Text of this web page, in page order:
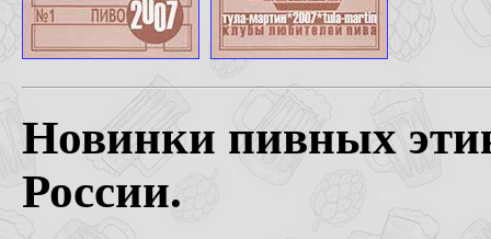
Новинки пивных
России.